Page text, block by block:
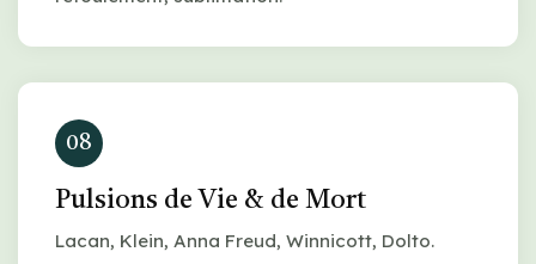
08
Pulsions de Vie & de Mort
Lacan, Klein, Anna Freud, Winnicott, Dolto.